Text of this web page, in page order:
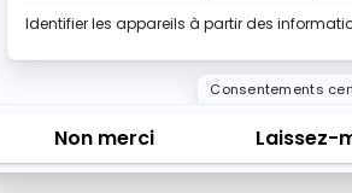
tout pendant 10 minutes à l’aide